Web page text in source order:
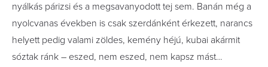
nyálkás párizsi és a megsavanyodott tej sem. Banán még a
nyolcvanas években is csak szerdánként érkezett, narancs
helyett pedig valami zöldes, kemény héjú, kubai akármit
sóztak ránk – eszed, nem eszed, nem kapsz mást…